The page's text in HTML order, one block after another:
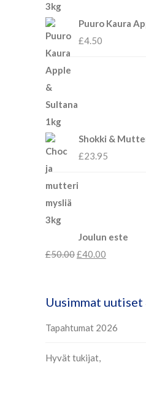
Puuro Kaura
£4.50
Shokki &
£23.95
Joulun este
£50.00£40.00
Uusimmat uutiset
Tapahtumat 2026
Hyvät tukijat,